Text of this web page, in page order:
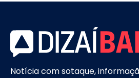
Notícia com sotaque,